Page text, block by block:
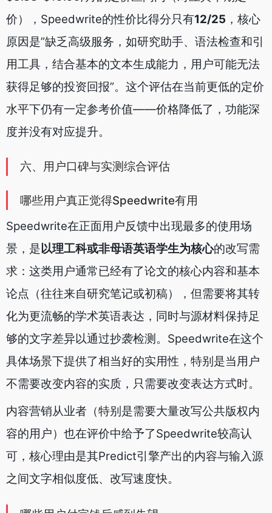
价），Speedwrite的性价比得分只有12/25 ，核心
原因是”缺乏高级服务，如研究助手、语法检查和引
用工具，结合基本的文本生成能力，用户可能无法
获得足够的投资回报”。这个评估在当前更低的定价
水平下仍有一定参考价值——价格降低了，功能深
度并没有对应提升。
六、用户口碑与实测综合评估
哪些用户真正觉得Speedwrite有用
Speedwrite在正面用户反馈中出现最多的使用场
景，是 以理工科或非母语英语学生为核心的改写需
求：这类用户通常已经有了论文的核心内容和基本
论点（往往来自研究笔记或初稿），但需要将其转
化为更流畅的学术英语表达，同时与源材料保持足
够的文字差异以通过抄袭检测。Speedwrite在这个
具体场景下提供了相当好的实用性，特别是当用户
不需要改变内容的实质，只需要改变表达方式时。
内容营销从业者（特别是需要大量改写公共版权内
容的用户）也在评价中给予了Speedwrite较高认
可，核心理由是其Predict引擎产出的内容与输入源
之间文字相似度低、改写速度快。